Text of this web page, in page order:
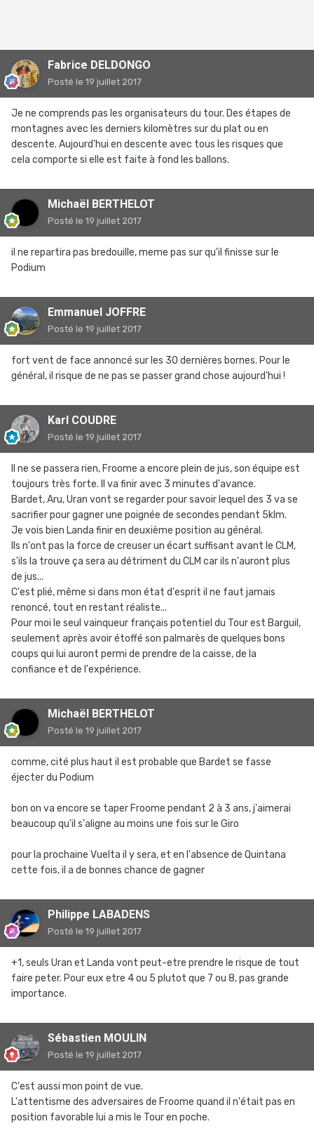
Fabrice DELDONGO
Posté le 19 juillet 2017
Je ne comprends pas les organisateurs du tour. Des étapes de
montagnes avec les derniers kilomètres sur du plat ou en
descente. Aujourd'hui en descente avec tous les risques que
cela comporte si elle est faite à fond les ballons.
Michaël BERTHELOT
Posté le 19 juillet 2017
il ne repartira pas bredouille, meme pas sur qu'il finisse sur le
Podium
Emmanuel JOFFRE
Posté le 19 juillet 2017
fort vent de face annoncé sur les 30 dernières bornes. Pour le
général, il risque de ne pas se passer grand chose aujourd'hui !
Karl COUDRE
Posté le 19 juillet 2017
Il ne se passera rien, Froome a encore plein de jus, son équipe est
toujours très forte. Il va finir avec 3 minutes d'avance.
Bardet, Aru, Uran vont se regarder pour savoir lequel des 3 va se
sacrifier pour gagner une poignée de secondes pendant 5klm.
Je vois bien Landa finir en deuxième position au général.
Ils n'ont pas la force de creuser un écart suffisant avant le CLM,
s'ils la trouve ça sera au détriment du CLM car ils n'auront plus
de jus...
C'est plié, même si dans mon état d'esprit il ne faut jamais
renoncé, tout en restant réaliste...
Pour moi le seul vainqueur français potentiel du Tour est Barguil,
seulement après avoir étoffé son palmarès de quelques bons
coups qui lui auront permi de prendre de la caisse, de la
confiance et de l'expérience.
Michaël BERTHELOT
Posté le 19 juillet 2017
comme, cité plus haut il est probable que Bardet se fasse
éjecter du Podium
bon on va encore se taper Froome pendant 2 à 3 ans, j'aimerai
beaucoup qu'il s'aligne au moins une fois sur le Giro
pour la prochaine Vuelta il y sera, et en l'absence de Quintana
cette fois, il a de bonnes chance de gagner
Philippe LABADENS
Posté le 19 juillet 2017
+1, seuls Uran et Landa vont peut-etre prendre le risque de tout
faire peter. Pour eux etre 4 ou 5 plutot que 7 ou 8, pas grande
importance.
Sébastien MOULIN
Posté le 19 juillet 2017
C'est aussi mon point de vue.
L'attentisme des adversaires de Froome quand il n'était pas en
position favorable lui a mis le Tour en poche.